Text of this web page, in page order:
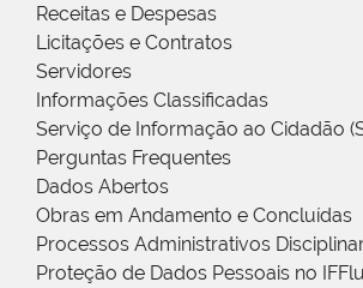
Receitas e Despesas
Licitações e Contratos
Servidores
Informações Classificadas
Serviço de Informação ao Cidadão
Perguntas Frequentes
Dados Abertos
Obras em Andamento e Concluídas
Processos Administrativos
Proteção de Dados Pessoais no